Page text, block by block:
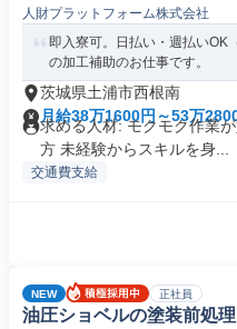
人財プラットフォーム株式会社
即入寮可。日払い・週払いOK
の加工補助のお仕事です。
茨城県土浦市西根南
月給38万1600円～53万
求める人材: モクモク作業
方 未経験からスキルを身...
交通費支給
NEW 正社員
油圧ショベルの塗装前処理